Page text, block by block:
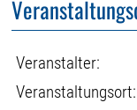
Veranstalter:
Veranstaltungsort: